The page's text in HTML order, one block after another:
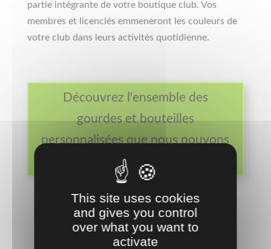
partie intégrante de votre boutique club. Vos
membres et licenciés emmeneront les couleurs de
votre club dans leurs activités quotidienne.
Découvrez l'ensemble des
gourdes et bouteilles
personnalisées que nous pouvons
vous proposer
This site uses cookies
and gives you control
over what you want to
activate